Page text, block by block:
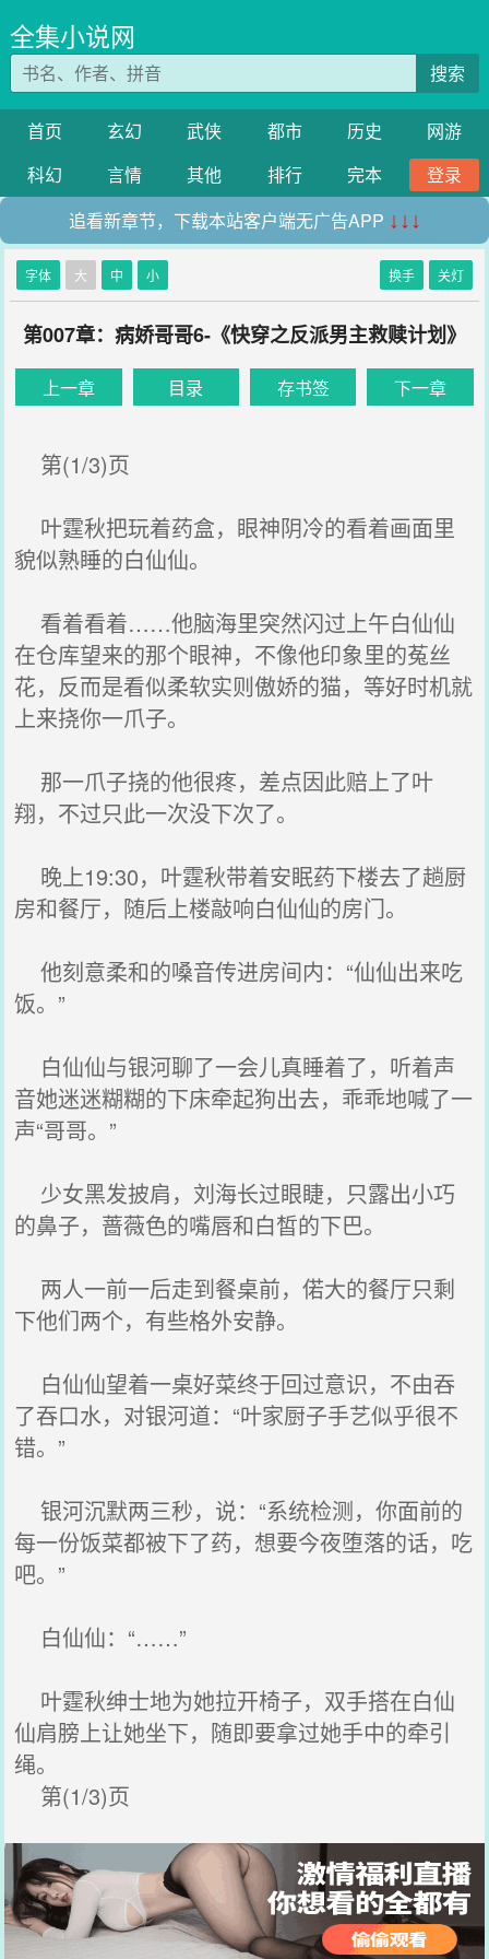
全集小说网
搜索
首页 玄幻 武侠 都市 历史
网游
科幻
言情 其他 排行 完本
登录
追看新章节，下载本站客户端无广告APP ↓↓↓
字体 大 中 小 换手 关灯
第007章：病娇哥哥6-《快穿之反派男主救赎计划》
上一章 目录 存书签 下一章
第(1/3)页
叶霆秋把玩着药盒，眼神阴冷的看着画面里
貌似熟睡的白仙仙。
看着看着……他脑海里突然闪过上午白仙仙
在仓库望来的那个眼神，不像他印象里的菟丝
花，反而是看似柔软实则傲娇的猫，等好时机就
上来挠你一爪子。
那一爪子挠的他很疼，差点因此赔上了叶
翔，不过只此一次没下次了。
晚上19:30，叶霆秋带着安眠药下楼去了趟厨
房和餐厅，随后上楼敲响白仙仙的房门。
他刻意柔和的嗓音传进房间内：“仙仙出来吃
饭。”
白仙仙与银河聊了一会儿真睡着了，听着声
音她迷迷糊糊的下床牵起狗出去，乖乖地喊了一
声“哥哥。”
少女黑发披肩，刘海长过眼睫，只露出小巧
的鼻子，蔷薇色的嘴唇和白皙的下巴。
两人一前一后走到餐桌前，偌大的餐厅只剩
下他们两个，有些格外安静。
白仙仙望着一桌好菜终于回过意识，不由吞
了吞口水，对银河道：“叶家厨子手艺似乎很不
错。”
银河沉默两三秒，说：“系统检测，你面前的
每一份饭菜都被下了药，想要今夜堕落的话，吃
吧。”
白仙仙：“……”
叶霆秋绅士地为她拉开椅子，双手搭在白仙
仙肩膀上让她坐下，随即要拿过她手中的牵引
绳。
第(1/3)页